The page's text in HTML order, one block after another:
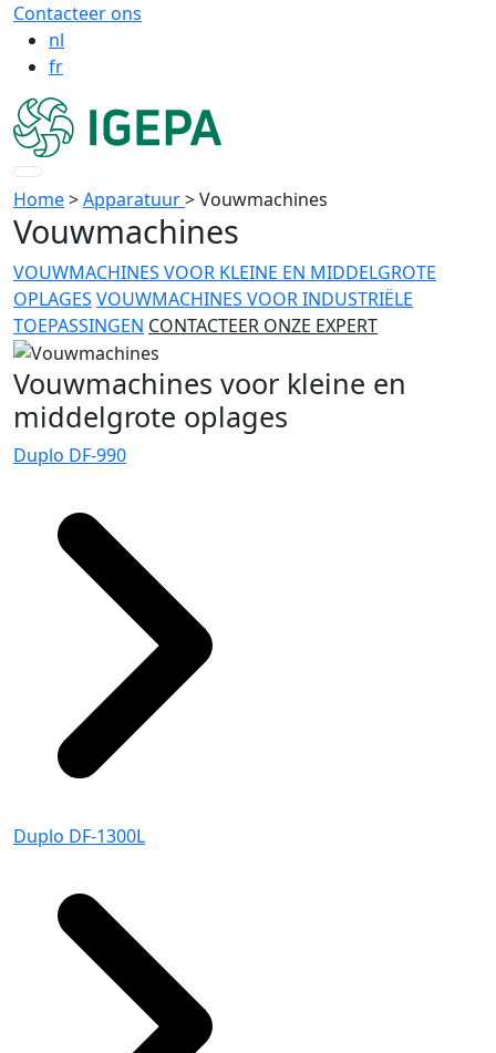
Contacteer ons
nl
fr
Home>Apparatuur>Vouwmachines
Vouwmachines
VOUWMACHINES VOOR KLEINE EN MIDDELGROTE
OPLAGES VOUWMACHINES VOOR INDUSTRIËLE
TOEPASSINGEN CONTACTEER ONZE EXPERT
Vouwmachines voor kleine en
middelgrote oplages
Duplo DF-990
Duplo DF-1300L